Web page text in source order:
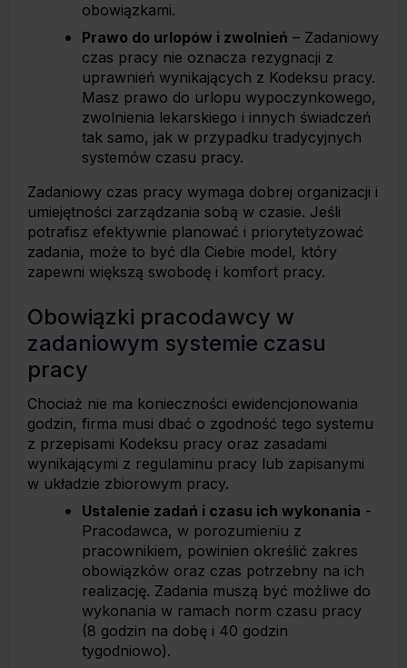
obowiązkami.
Prawo do urlopów i zwolnień – Zadaniowy
czas pracy nie oznacza rezygnacji z
uprawnień wynikających z Kodeksu pracy.
Masz prawo do urlopu wypoczynkowego,
zwolnienia lekarskiego i innych świadczeń
tak samo, jak w przypadku tradycyjnych
systemów czasu pracy.
Zadaniowy czas pracy wymaga dobrej organizacji i
umiejętności zarządzania sobą w czasie. Jeśli
potrafisz efektywnie planować i priorytetyzować
zadania, może to być dla Ciebie model, który
zapewni większą swobodę i komfort pracy.
Obowiązki pracodawcy w
zadaniowym systemie czasu
pracy
Chociaż nie ma konieczności ewidencjonowania
godzin, firma musi dbać o zgodność tego systemu
z przepisami Kodeksu pracy oraz zasadami
wynikającymi z regulaminu pracy lub zapisanymi
w układzie zbiorowym pracy.
Ustalenie zadań i czasu ich wykonania -
Pracodawca, w porozumieniu z
pracownikiem, powinien określić zakres
obowiązków oraz czas potrzebny na ich
realizację. Zadania muszą być możliwe do
wykonania w ramach norm czasu pracy
(8 godzin na dobę i 40 godzin
tygodniowo).